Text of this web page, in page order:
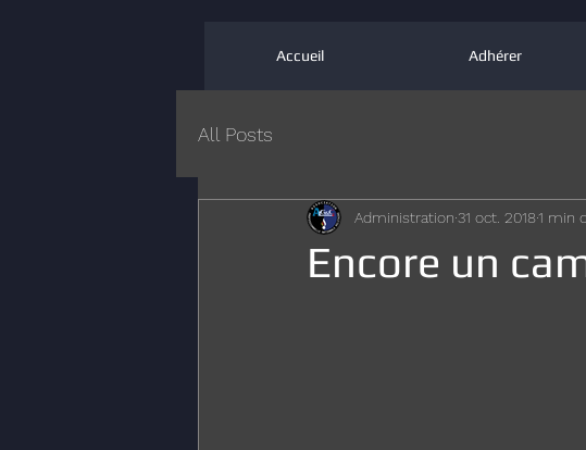
Accueil Adhérer
All Posts
Encore un
Administration 31 oct. 20181 min